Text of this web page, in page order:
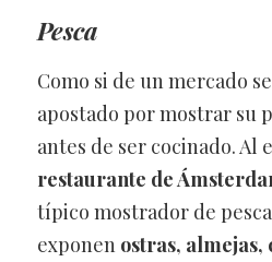
Pesca
Como si de un mercado
apostado por mostrar su
antes de ser cocinado. Al
restaurante de
típico mostrador de
exponen ostras, almejas,